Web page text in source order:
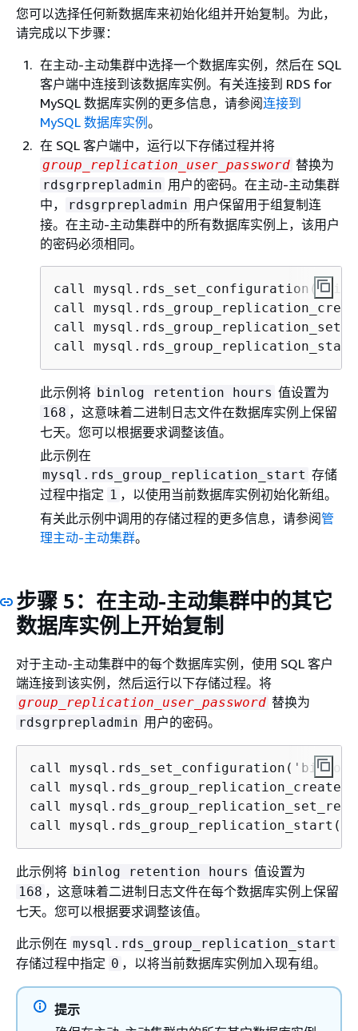
您可以选择任何新数据库来初始化组并开始复制。为此，
请完成以下步骤：
在主动-主动集群中选择一个数据库实例，然后在 SQL
客户端中连接到该数据库实例。有关连接到 RDS for
MySQL 数据库实例的更多信息，请参阅连接到
MySQL 数据库实例 。
在 SQL 客户端中，运行以下存储过程并将
group_replication_user_password 替换为
rdsgrprepladmin 用户的密码。在主动-主动集群
中，
rdsgrprepladmin 用户保留用于组复制连
接。在主动-主动集群中的所有数据库实例上，该用户
的密码必须相同。
call
call
call
call
此示例将 binlog retention hours 值设置为
168 ，这意味着二进制日志文件在数据库实例上保留
七天。您可以根据要求调整该值。
此示例在
mysql.rds_group_replication_start 存储
过程中指定 1 ，以使用当前数据库实例初始化新组。
有关此示例中调用的存储过程的更多信息，请参阅管
理主动-主动集群。
步骤 5：在主动-主动集群中的其它
数据库实例上开始复制
对于主动-主动集群中的每个数据库实例，使用 SQL 客户
端连接到该实例，然后运行以下存储过程。将
group_replication_user_password 替换为
rdsgrprepladmin 用户的密码。
call
call
call
call
此示例将 binlog retention hours 值设置为
168 ，这意味着二进制日志文件在每个数据库实例上保留
七天。您可以根据要求调整该值。
此示例在 mysql.rds_group_replication_start
存储过程中指定 0 ，以将当前数据库实例加入现有组。
提示